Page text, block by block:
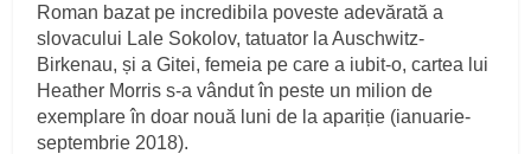
Roman bazat pe incredibila poveste adevărată a
slovacului Lale Sokolov, tatuator la Auschwitz-
Birkenau, și a Gitei, femeia pe care a iubit-o, cartea lui
Heather Morris s-a vândut în peste un milion de
exemplare în doar nouă luni de la apariție (ianuarie-
septembrie 2018).